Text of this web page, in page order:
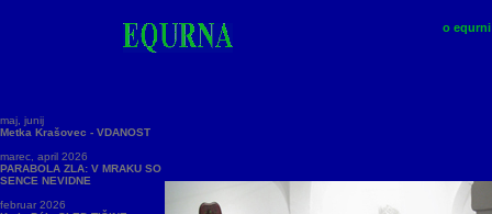
o equrni
maj, junij
Metka Krašovec - VDANOST
marec, april 2026
PARABOLA ZLA: V MRAKU SO
SENCE NEVIDNE
februar 2026